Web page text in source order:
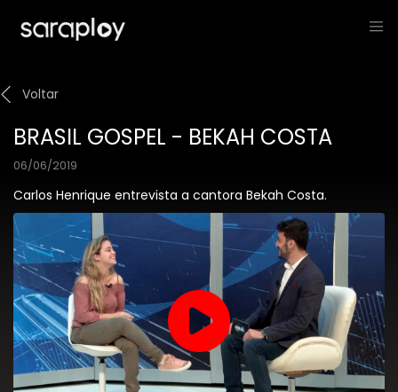
Voltar
BRASIL GOSPEL - BEKAH COSTA
06/06/2019
Carlos Henrique entrevista a cantora Bekah Costa.